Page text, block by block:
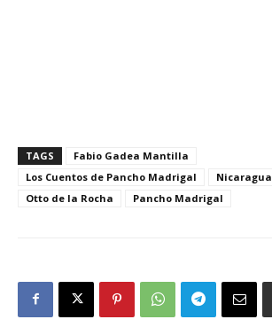
TAGS
Fabio Gadea Mantilla
Los Cuentos de Pancho Madrigal
Nicaragua
Otto de la Rocha
Pancho Madrigal